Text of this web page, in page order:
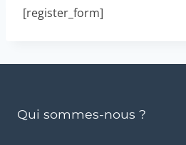
[register_form]
Qui sommes-nous ?